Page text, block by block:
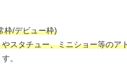
枠/デビュー枠)
スタチュー、ミニショー等のア
。